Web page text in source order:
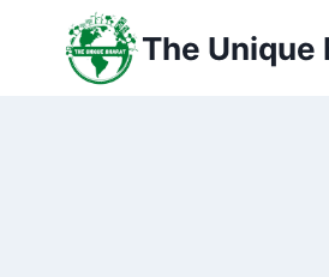
The Unique